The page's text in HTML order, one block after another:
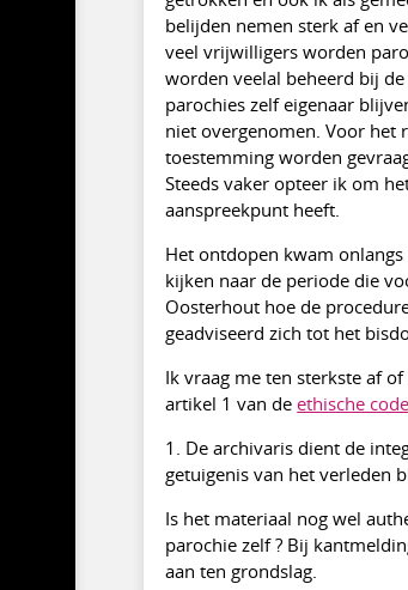
belijden nemen sterk af en
veel vrijwilligers worden
worden veelal beheerd bij
parochies zelf eigenaar
niet overgenomen. Voor het
toestemming worden
Steeds vaker opteer ik om
aanspreekpunt heeft.
Het ontdopen kwam
kijken naar de periode die
Oosterhout hoe de
geadviseerd zich tot het
Ik vraag me ten sterkste af
artikel 1 van deethische code
1. De archivaris dient de
getuigenis van het verleden
Is het materiaal nog wel
parochie zelf ? Bij
aan ten grondslag.